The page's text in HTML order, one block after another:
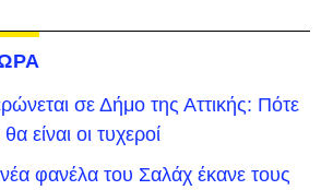
σε Δήμο της Αττικής: Πότε
είναι οι τυχεροί
φανέλα του Σαλάχ έκανε τους